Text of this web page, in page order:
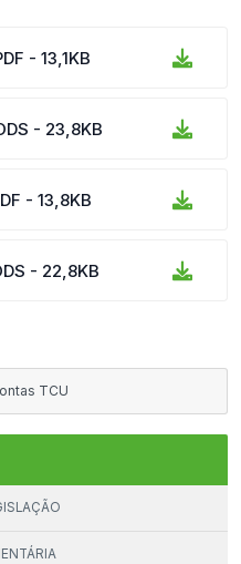
- 13,1KB
- 23,8KB
- 13,8KB
- 22,8KB
TCU